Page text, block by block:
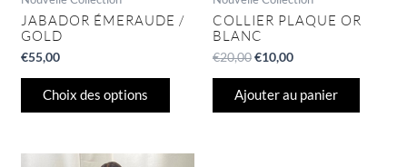
JABADOR ÉMERAUDE /
GOLD
€55,00
Choix des options
du
COLLIER PLAQUE OR
BLANC
€20,00€10,00
Ajouter au panier
Le